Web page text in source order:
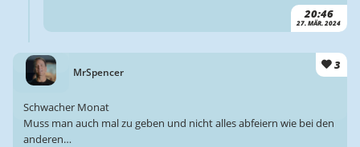
20:46
27. MÄR. 2024
MrSpencer
3
Schwacher Monat
Muss man auch mal zu geben und nicht alles abfeiern wie bei den
anderen…